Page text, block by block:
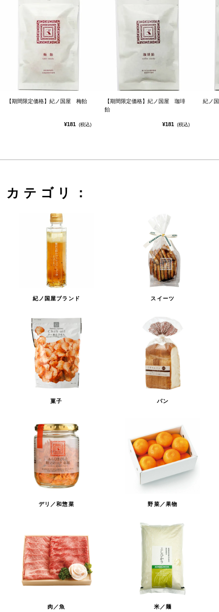
【期間限定価格】紀ノ国屋 梅飴
¥181 (税込)
【期間限定価格】紀ノ国屋 珈琲
飴
¥181 (税込)
紀ノ
カテゴリ：
紀ノ国屋ブランド スイーツ
菓子 パン
デリ／和惣菜 野菜／果物
肉／魚 米／麺